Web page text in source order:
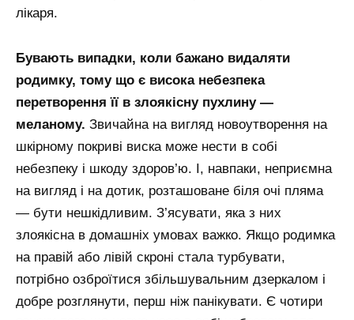
лікаря.
Бувають випадки, коли бажано видаляти
родимку, тому що є висока небезпека
перетворення її в злоякісну пухлину —
меланому. Звичайна на вигляд новоутворення на
шкірному покриві виска може нести в собі
небезпеку і шкоду здоров’ю. І, навпаки, неприємна
на вигляд і на дотик, розташоване біля очі пляма
— бути нешкідливим. З’ясувати, яка з них
злоякісна в домашніх умовах важко. Якщо родимка
на правій або лівій скроні стала турбувати,
потрібно озброїтися збільшувальним дзеркалом і
добре розглянути, перш ніж панікувати. Є чотири